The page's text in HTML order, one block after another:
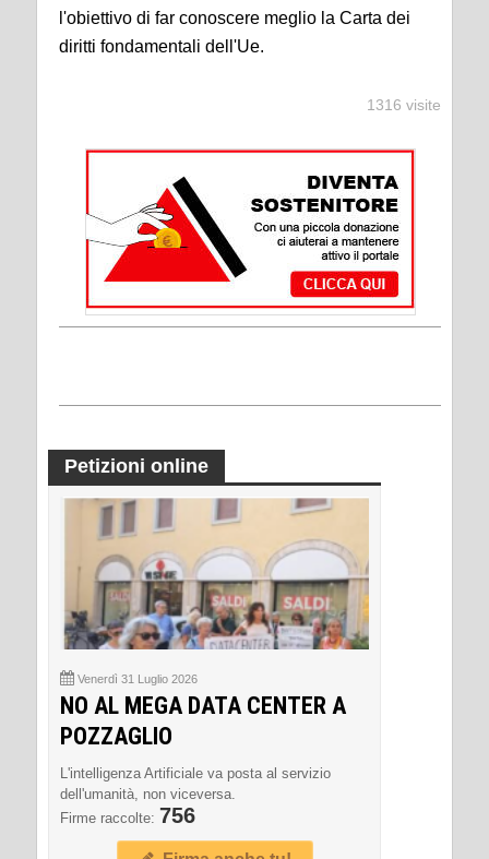
l'obiettivo di far conoscere meglio la Carta dei
diritti fondamentali dell'Ue.
1316 visite
Petizioni online
Venerdì 31 Luglio 2026
NO AL MEGA DATA CENTER A
POZZAGLIO
L'intelligenza Artificiale va posta al servizio
dell'umanità, non viceversa.
Firme raccolte: 756